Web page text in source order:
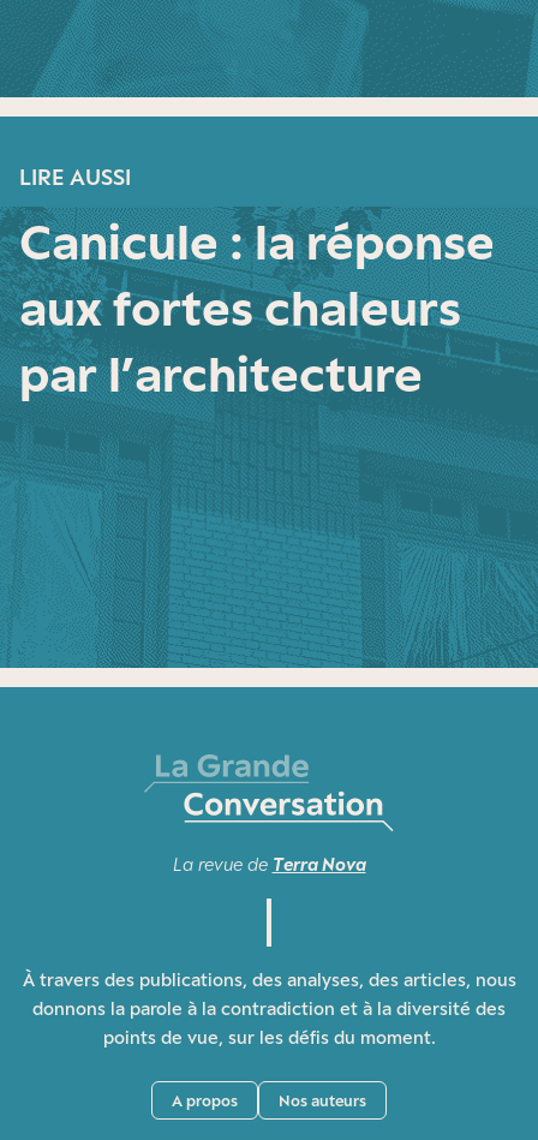
LIRE AUSSI
Canicule : la réponse
aux fortes chaleurs
par l’architecture
La revue de Terra Nova
À travers des publications, des analyses, des articles, nous
donnons la parole à la contradiction et à la diversité des
points de vue, sur les défis du moment.
A propos Nos auteurs